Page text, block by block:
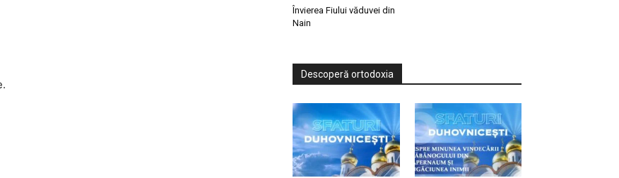
Învierea Fiului văduvei din
Nain
Descoperă ortodoxia